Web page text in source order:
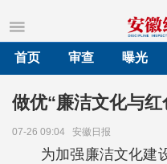
首页
审查 曝光
做优“廉洁文化与
07-26 09:04 安徽日报
为加强廉洁文化建